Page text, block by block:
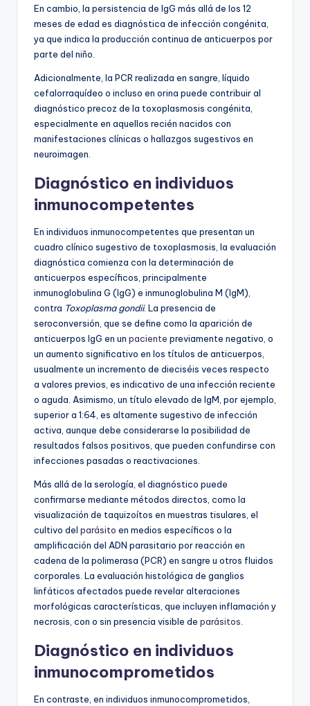
En cambio, la persistencia de IgG más allá de los 12
meses de edad es diagnóstica de infección congénita,
ya que indica la producción continua de anticuerpos por
parte del niño.
Adicionalmente, la PCR realizada en sangre, líquido
cefalorraquídeo o incluso en orina puede contribuir al
diagnóstico precoz de la toxoplasmosis congénita,
especialmente en aquellos recién nacidos con
manifestaciones clínicas o hallazgos sugestivos en
neuroimagen.
Diagnóstico en individuos
inmunocompetentes
En individuos inmunocompetentes que presentan un
cuadro clínico sugestivo de toxoplasmosis, la evaluación
diagnóstica comienza con la determinación de
anticuerpos específicos, principalmente
inmunoglobulina G (IgG) e inmunoglobulina M (IgM),
contra Toxoplasma gondii. La presencia de
seroconversión, que se define como la aparición de
anticuerpos IgG en un paciente previamente negativo, o
un aumento significativo en los títulos de anticuerpos,
usualmente un incremento de dieciséis veces respecto
a valores previos, es indicativo de una infección reciente
o aguda. Asimismo, un título elevado de IgM, por ejemplo,
superior a 1:64, es altamente sugestivo de infección
activa, aunque debe considerarse la posibilidad de
resultados falsos positivos, que pueden confundirse con
infecciones pasadas o reactivaciones.
Más allá de la serología, el diagnóstico puede
confirmarse mediante métodos directos, como la
visualización de taquizoítos en muestras tisulares, el
cultivo del parásito en medios específicos o la
amplificación del ADN parasitario por reacción en
cadena de la polimerasa (PCR) en sangre u otros fluidos
corporales. La evaluación histológica de ganglios
linfáticos afectados puede revelar alteraciones
morfológicas características, que incluyen inflamación y
necrosis, con o sin presencia visible de parásitos.
Diagnóstico en individuos
inmunocomprometidos
En contraste, en individuos inmunocomprometidos,